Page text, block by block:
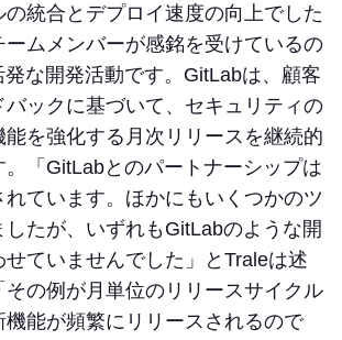
統合とデプロイ速度の向上でした
ームメンバーが感銘を受けているの
な開発活動です。GitLabは、顧客
ックに基づいて、セキュリティの
能を強化する月次リリースを継続的
。「GitLabとのパートナーシップは
れています。ほかにもいくつかのツ
たが、いずれもGitLabのような開
ていませんでした」とTraleは述
の例が月単位のリリースサイクル
機能が頻繁にリリースされるので